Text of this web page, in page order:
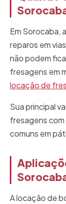
Em Sorocaba,
reparos em
não podem
fresagens em
locação de
Sua principal
fresagens
comuns em
A locação de